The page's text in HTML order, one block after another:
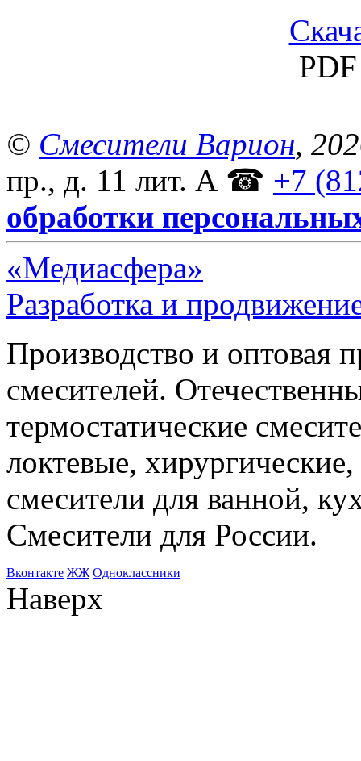
© Смесители Варион,
пр., д. 11 лит. А ☎ +7
обработки
«Медиасфера»
Разработка и
Производство и оптовая
смесителей.
термостатические
локтевые,
смесители для ванной,
Смесители для России.
Bконтакте ЖЖ Одноклассники
Наверх